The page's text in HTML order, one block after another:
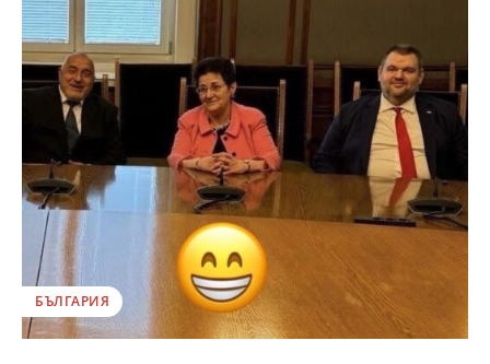
БЪЛГАРИЯ